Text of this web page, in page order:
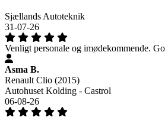
Sjællands Autoteknik
31-07-26
Venligt personale og imødekommende.
Asma B.
Renault Clio (2015)
Autohuset Kolding - Castrol
06-08-26